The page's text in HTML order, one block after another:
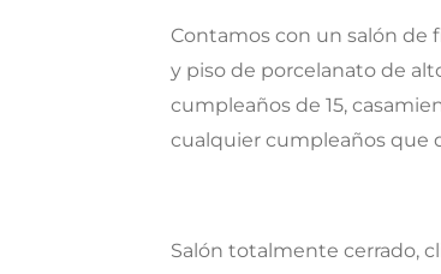
Contamos con un salón de
y piso de porcelanato de
cumpleaños de 15,
cualquier cumpleaños que
Salón totalmente cerrado,